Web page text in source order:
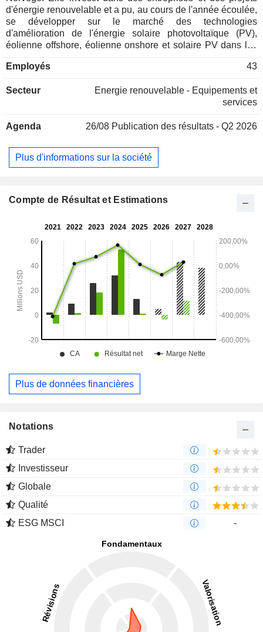
d'énergie renouvelable et a pu, au cours de l'année écoulée,
se développer sur le marché des technologies
d'amélioration de l'énergie solaire photovoltaïque (PV),
éolienne offshore, éolienne onshore et solaire PV dans les
activités de la société se répartissent en deux secteurs
segment Corporate comprend le personnel de l'entreprise et
représente la base de coûts du groupe ; tous les revenus de
sont gérés et présentés comme faisant partie du segment
du portefeuille, les projets et toutes les activités connexes.
Employés 43
Secteur
Energie renouvelable - Equipements et
services
Agenda 26/08 Publication des résultats - Q2 2026
Plus d'informations sur la société
Compte de Résultat et Estimations
Plus de données financières
Notations
Trader
Investisseur
Globale
Qualité
ESG MSCI
-